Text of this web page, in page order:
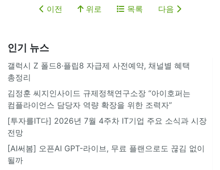
이전 위로 목록 다음
인기 뉴스
갤럭시 Z 폴드8·플립8 자급제 사전예약, 채널별 혜택
총정리
김정훈 씨지인사이드 규제정책연구소장 “아이호퍼는
컴플라이언스 담당자 역량 확장을 위한 조력자”
[투자를IT다] 2026년 7월 4주차 IT기업 주요 소식과 시장
전망
[AI써봄] 오픈AI GPT-라이브, 무료 플랜으로도 끊김 없이
될까